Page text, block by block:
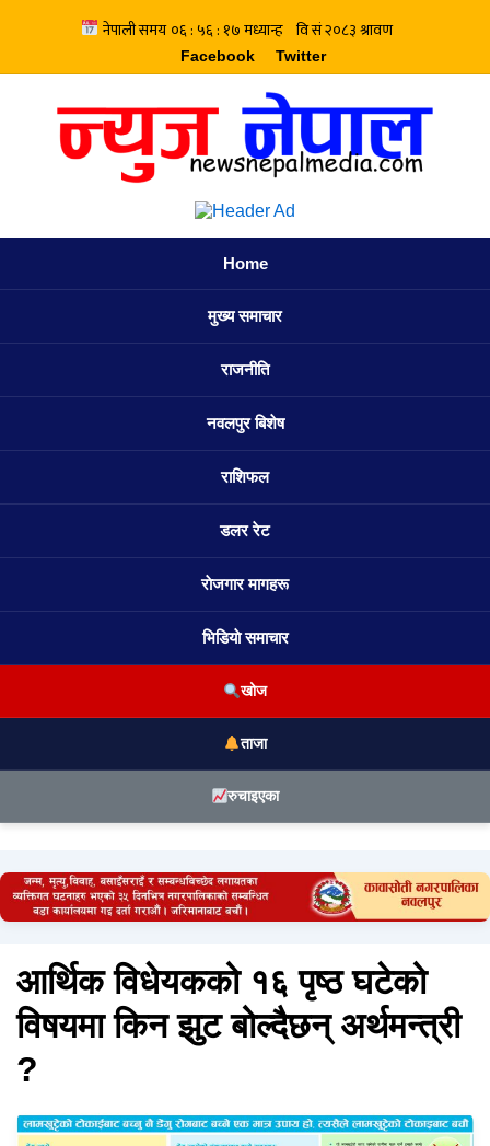
Facebook Twitter
Home
मुख्य समाचार
राजनीति
नवलपुर बिशेष
राशिफल
डलर रेट
राेजगार मागहरू
भिडियाे समाचार
खोज
ताजा
रुचाइएका
आर्थिक विधेयकको १६ पृष्ठ घटेको
विषयमा किन झुट बोल्दैछन् अर्थमन्त्री
?